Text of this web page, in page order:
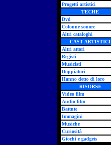
Progetti artistici
TECHE
Dvd
Colonne sonore
Altri cataloghi
CAST ARTISTICI
Altri attori
Registi
Musicisti
Doppiatori
Hanno detto di loro
RISORSE
Video film
Audio film
Battute
Immagini
Musiche
Curiosità
Giochi e gadgets